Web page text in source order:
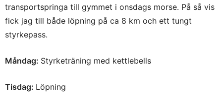
transportspringa till gymmet i onsdags morse. På så vis
fick jag till både löpning på ca 8 km och ett tungt
styrkepass.
Måndag: Styrketräning med kettlebells
Tisdag: Löpning